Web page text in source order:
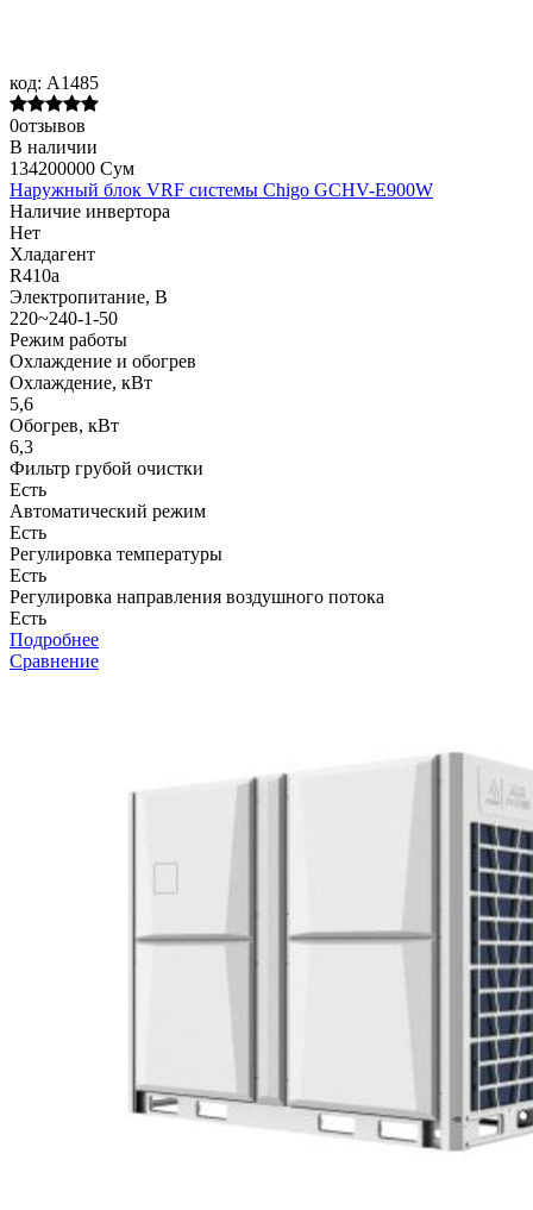
код: A1485
0отзывов
В наличии
134200000 Сум
Наружный блок VRF системы Chigo GCHV-E900W
Наличие инвертора
Нет
Хладагент
R410a
Электропитание, В
220~240-1-50
Режим работы
Охлаждение и обогрев
Охлаждение, кВт
5,6
Обогрев, кВт
6,3
Фильтр грубой очистки
Есть
Автоматический режим
Есть
Регулировка температуры
Есть
Регулировка направления воздушного потока
Есть
Подробнее
Сравнение